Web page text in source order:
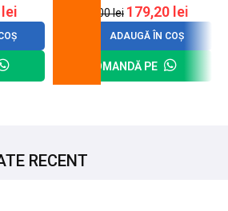
lei
200,00lei 179,20 lei
ADAUGĂ ÎN COȘ
COMANDĂ PE
RECENT